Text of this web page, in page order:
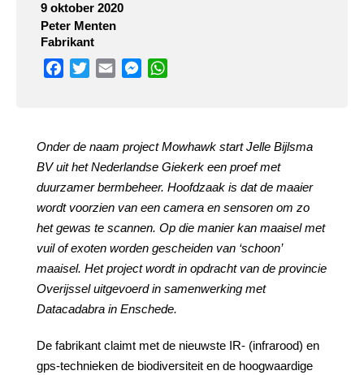
9 oktober 2020
Peter Menten
Fabrikant
Facebook
TwitterEmail Messenger
Onder de naam project Mowhawk start Jelle Bijlsma
BV uit het Nederlandse Giekerk een proef met
duurzamer bermbeheer. Hoofdzaak is dat de maaier
wordt voorzien van een camera en sensoren om zo
het gewas te scannen. Op die manier kan maaisel met
vuil of exoten worden gescheiden van ‘schoon’
maaisel. Het project wordt in opdracht van de provincie
Overijssel uitgevoerd in samenwerking met
Datacadabra in Enschede.
De fabrikant claimt met de nieuwste IR- (infrarood) en
gps-technieken de biodiversiteit en de hoogwaardige